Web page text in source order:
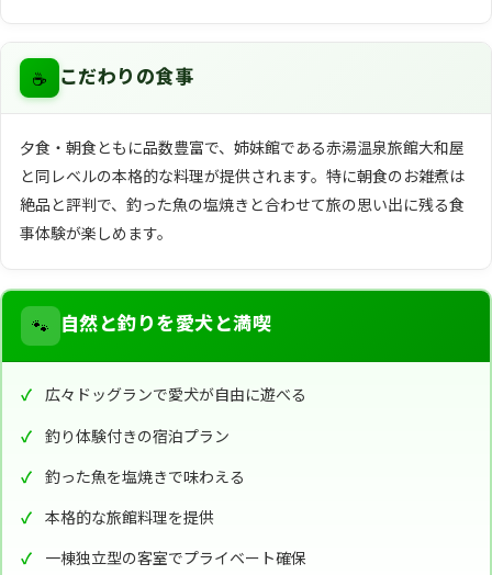
☕ こだわりの食事
夕食・朝食ともに品数豊富で、姉妹館である赤湯温泉旅館大和屋
と同レベルの本格的な料理が提供されます。特に朝食のお雑煮は
絶品と評判で、釣った魚の塩焼きと合わせて旅の思い出に残る食
事体験が楽しめます。
🐾 自然と釣りを愛犬と満喫
広々ドッグランで愛犬が自由に遊べる
釣り体験付きの宿泊プラン
釣った魚を塩焼きで味わえる
本格的な旅館料理を提供
一棟独立型の客室でプライベート確保